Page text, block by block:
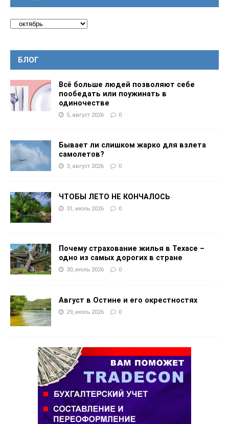
БЛОГ
Всё больше людей позволяют себе
пообедать или поужинать в
одиночестве
5, август 2026 0
Бывает ли слишком жарко для взлета
самолетов?
3, август 2026 0
ЧТОБЫ ЛЕТО НЕ КОНЧАЛОСЬ
31, июль 2026 0
Почему страхование жилья в Техасе –
одно из самых дорогих в стране
30, июль 2026 0
Август в Остине и его окрестностях
29, июль 2026 0